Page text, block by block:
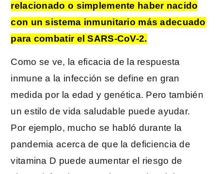
relacionado o simplemente haber nacido
con un sistema inmunitario más adecuado
para combatir el SARS-CoV-2.
Como se ve, la eficacia de la respuesta
inmune a la infección se define en gran
medida por la edad y genética. Pero también
un estilo de vida saludable puede ayudar.
Por ejemplo, mucho se habló durante la
pandemia acerca de que la deficiencia de
vitamina D puede aumentar el riesgo de